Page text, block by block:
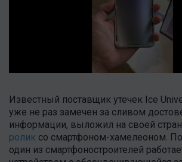
Известный поставщик утечек Ice
уже не раз замечен за сливом
информации, выложил на своей
ролик со смартфоном-хамелеоном.
один из смартфоностроителей